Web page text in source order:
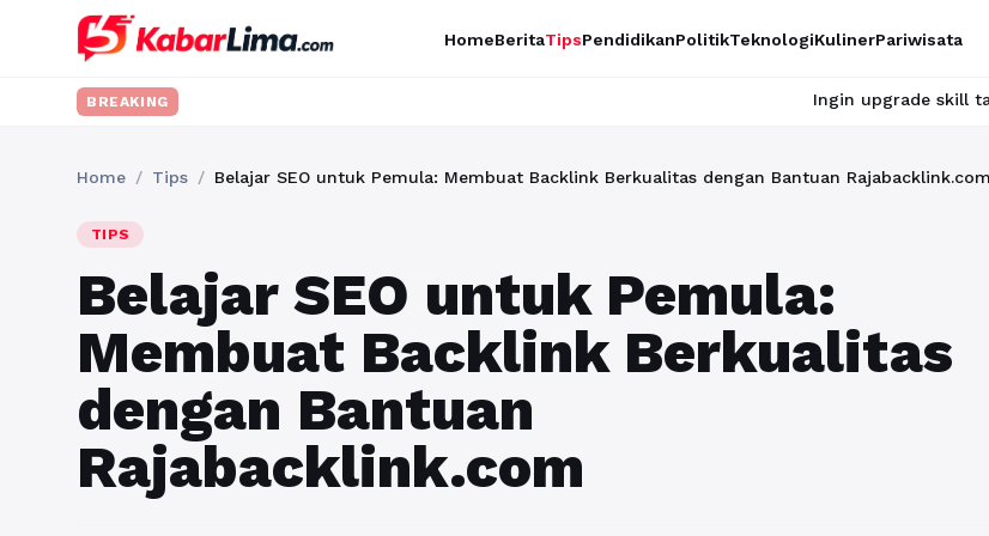
HomeBeritaTipsPendidikanPolitikTeknologiKulinerPariwisata
BREAKING Ingin upgrade skill tanpa ribet?
Home / Tips / Belajar SEO untuk Pemula: Membuat Backlink Berkualitas dengan Bantuan Rajabacklink.com
TIPS
Belajar SEO untuk Pemula:
Membuat Backlink Berkualitas
dengan Bantuan
Rajabacklink.com